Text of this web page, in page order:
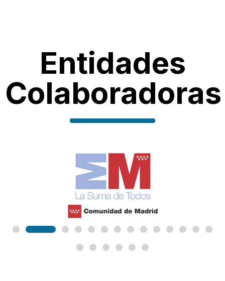
Entidades
Colaboradoras